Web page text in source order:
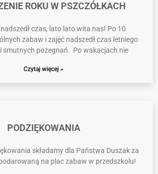
ROKU W PSZCZÓŁKACH
czas, lato lato wita nas! Po 10
zabaw i zajęć nadszedł czas letniego
smutnych pożegnań. Po wakacjach nie
Czytaj więcej »
PODZIĘKOWANIA
składamy dla Państwa Duszak za
na plac zabaw w przedszkolu!